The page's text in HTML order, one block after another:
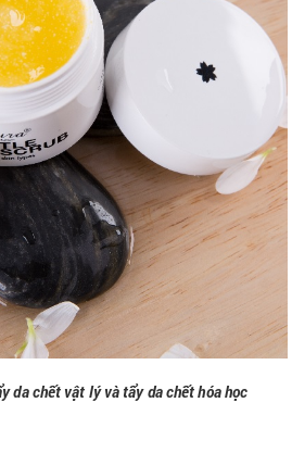
da chết vật lý và tẩy da chết hóa học